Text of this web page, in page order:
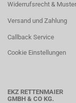
Widerrufsrecht &
Versand und Zahlung
Callback Service
Cookie Einstellungen
EKZ RETTENMAIER
GMBH & CO KG.